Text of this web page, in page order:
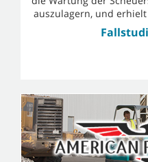
auszulagern, und